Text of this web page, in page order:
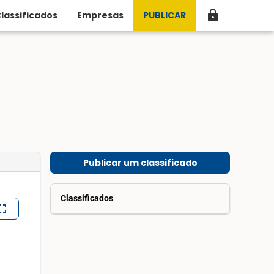
Empresas PUBLICAR lock
Publicar um classificado
Classificados